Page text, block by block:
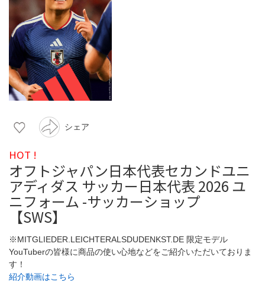
シェア
HOT !
オフトジャパン日本代表セカンドユニ
アディダス サッカー日本代表 2026 ユ
ニフォーム -サッカーショップ
【SWS】
※MITGLIEDER.LEICHTERALSDUDENKST.DE 限定モデル
YouTuberの皆様に商品の使い心地などをご紹介いただいておりま
す！
紹介動画はこちら